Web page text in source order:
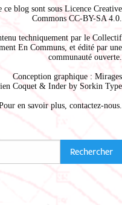
ce blog sont sous Licence Creative
Commons CC-BY-SA 4.0
techniquement par le Collectif
En Communs , et édité par une
communauté ouverte.
Conception graphique : Mirages
Coquet & Inder by Sorkin Type
en savoir plus, contactez-nous